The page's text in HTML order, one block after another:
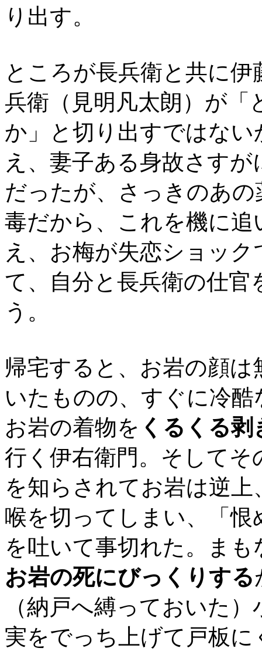
り出す。
ところが長兵衛と共に
兵衛（見明凡太朗）が
か」と切り出すではな
え、妻子ある身故さす
だったが、さっきのあ
毒だから、これを機に
え、お梅が失恋ショッ
て、自分と長兵衛の仕
う。
帰宅すると、お岩の顔
いたものの、すぐに冷
お岩の着物を くるくる剥
行く伊右衛門。そして
を知らされてお岩は逆
喉を切ってしまい、「
を吐いて事切れた。ま
お岩の死にびっくりする
（納戸へ縛っておいた
実をでっち上げて戸板